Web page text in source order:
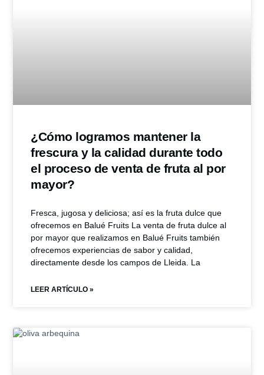
¿Cómo logramos mantener la
frescura y la calidad durante todo
el proceso de venta de fruta al por
mayor?
Fresca, jugosa y deliciosa; así es la fruta dulce que
ofrecemos en Balué Fruits La venta de fruta dulce al
por mayor que realizamos en Balué Fruits también
ofrecemos experiencias de sabor y calidad,
directamente desde los campos de Lleida. La
LEER ARTÍCULO »